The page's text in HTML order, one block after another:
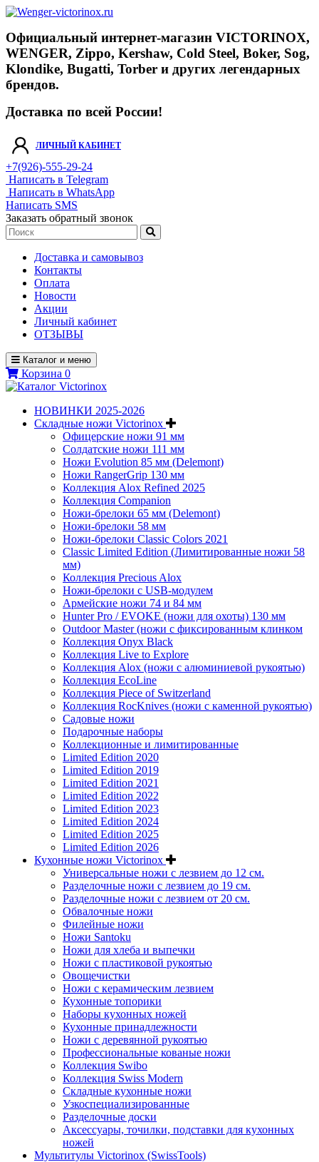
Официальный интернет-магазин VICTORINOX,
WENGER, Zippo, Kershaw, Cold Steel, Boker, Sog,
Klondike, Bugatti, Torber и других легендарных
брендов.
Доставка по всей России!
ЛИЧНЫЙ КАБИНЕТ
+7(926)-555-29-24
Написать в Telegram
Написать в WhatsApp
Написать SMS
Заказать обратный звонок
Доставка и самовывоз
Контакты
Оплата
Новости
Акции
Личный кабинет
ОТЗЫВЫ
Каталог и меню
Корзина 0
НОВИНКИ 2025-2026
Складные ножи Victorinox
Офицерские ножи 91 мм
Солдатские ножи 111 мм
Ножи Evolution 85 мм (Delemont)
Ножи RangerGrip 130 мм
Коллекция Alox Refined 2025
Коллекция Companion
Ножи-брелоки 65 мм (Delemont)
Ножи-брелоки 58 мм
Ножи-брелоки Classic Colors 2021
Classic Limited Edition (Лимитированные ножи 58
мм)
Коллекция Precious Alox
Ножи-брелоки с USB-модулем
Армейские ножи 74 и 84 мм
Hunter Pro / EVOKE (ножи для охоты) 130 мм
Outdoor Master (ножи с фиксированным клинком
Коллекция Onyx Black
Коллекция Live to Explore
Коллекция Alox (ножи с алюминиевой рукоятью)
Коллекция EcoLine
Коллекция Piece of Switzerland
Коллекция RocKnives (ножи с каменной рукоятью)
Садовые ножи
Подарочные наборы
Коллекционные и лимитированные
Limited Edition 2020
Limited Edition 2019
Limited Edition 2021
Limited Edition 2022
Limited Edition 2023
Limited Edition 2024
Limited Edition 2025
Limited Edition 2026
Кухонные ножи Victorinox
Универсальные ножи с лезвием до 12 см.
Разделочные ножи с лезвием до 19 см.
Разделочные ножи с лезвием от 20 см.
Обвалочные ножи
Филейные ножи
Ножи Santoku
Ножи для хлеба и выпечки
Ножи с пластиковой рукоятью
Овощечистки
Ножи с керамическим лезвием
Кухонные топорики
Наборы кухонных ножей
Кухонные принадлежности
Ножи с деревянной рукоятью
Профессиональные кованые ножи
Коллекция Swibo
Коллекция Swiss Modern
Складные кухонные ножи
Узкоспециализированные
Разделочные доски
Аксессуары, точилки, подставки для кухонных
ножей
Мультитулы Victorinox (SwissTools)